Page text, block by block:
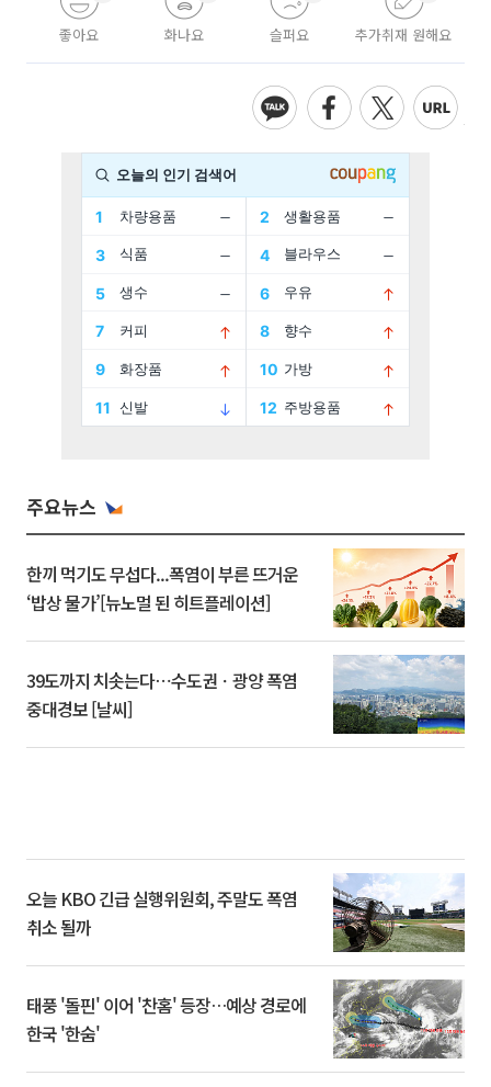
좋아요 화나요 슬퍼요 추가취재 원해요
주요뉴스
한끼 먹기도 무섭다...폭염이 부른 뜨거운
‘밥상 물가’[뉴노멀 된 히트플레이션]
39도까지 치솟는다⋯수도권ㆍ광양 폭염
중대경보 [날씨]
오늘 KBO 긴급 실행위원회, 주말도 폭염
취소 될까
태풍 '돌핀' 이어 '찬홈' 등장…예상 경로에
한국 '한숨'